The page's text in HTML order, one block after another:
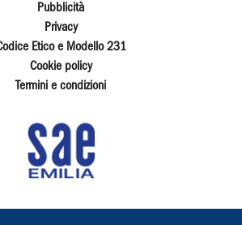
Pubblicità
Privacy
Etico e Modello 231
Cookie policy
Termini e condizioni